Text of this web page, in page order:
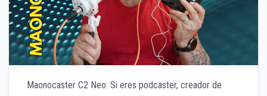
Maonocaster C2 Neo: Si eres podcaster, creador de